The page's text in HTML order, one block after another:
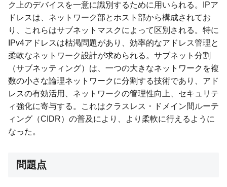
ク上のデバイスを一意に識別するために用いられる。IPア
ドレスは、ネットワーク部とホスト部から構成されてお
り、これらはサブネットマスクによって区別される。特に
IPv4アドレスは枯渇問題があり、効率的なアドレス管理と
柔軟なネットワーク設計が求められる。サブネット分割
（サブネッティング）は、一つの大きなネットワークを複
数の小さな論理ネットワークに分割する技術であり、アド
レスの有効活用、ネットワークの管理性向上、セキュリテ
ィ強化に寄与する。これはクラスレス・ドメイン間ルーテ
ィング（CIDR）の普及により、より柔軟に行えるように
なった。
問題点